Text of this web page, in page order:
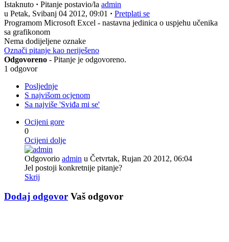
Istaknuto · Pitanje postavio/la admin
u Petak, Svibanj 04 2012, 09:01 · Pretplati se
Programom Microsoft Excel - nastavna jedinica o uspjehu učenika
sa grafikonom
Nema dodijeljene oznake
Označi pitanje kao neriješeno
Odgovoreno - Pitanje je odgovoreno.
1 odgovor
Posljednje
S najvišom ocjenom
Sa najviše 'Sviđa mi se'
Ocijeni gore
0
Ocijeni dolje
Odgovorio admin u Četvrtak, Rujan 20 2012, 06:04
Jel postoji konkretnije pitanje?
Skrij
Dodaj odgovor Vaš odgovor